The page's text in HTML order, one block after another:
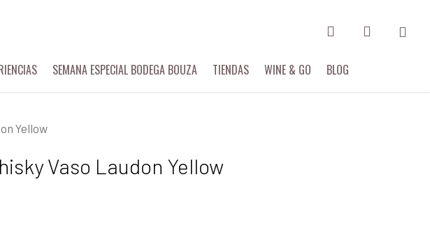
SEMANA ESPECIAL BODEGA BOUZA TIENDAS WINE & GO BLOG
Yellow
Vaso Laudon Yellow